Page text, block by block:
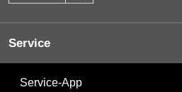
Service
Service-App